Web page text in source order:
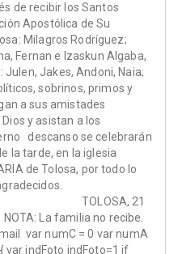
de recibir los Santos
Apostólica de Su
Milagros Rodríguez;
Fernan e Izaskun Algaba,
Julen, Jakes, Andoni, Naia;
sobrinos, primos y
a sus amistades
y asistan a los
descanso se celebrarán
la tarde, en la iglesia
de Tolosa, por todo lo
muy agradecidos.
21
La familia no recibe.
var numC = 0 var numA
var indFoto indFoto=1 if